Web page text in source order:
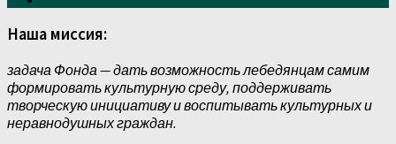
Наша миссия:
задача Фонда — дать возможность лебедянцам самим
формировать культурную среду, поддерживать
творческую инициативу и воспитывать культурных и
неравнодушных граждан.